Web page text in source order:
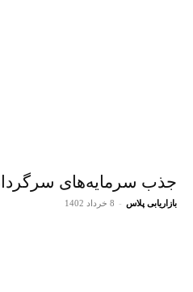
جذب سرمایه‌های
بازاریابی پلاس - 8 خرداد 1402